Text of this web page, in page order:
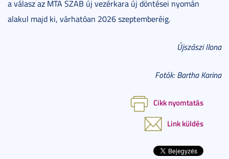
a válasz az MTA SZAB új vezérkara új döntései nyomán
alakul majd ki, várhatóan 2026 szeptemberéig.
Újszászi Ilona
Fotók: Bartha Karina
Cikk nyomtatás
Link küldés